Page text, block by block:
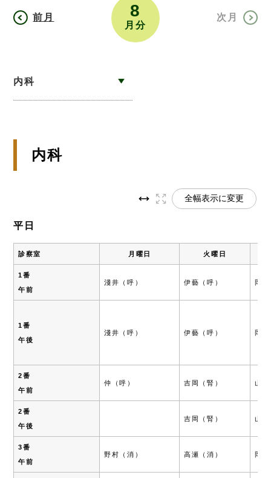
8
月分
前月 次月
内科
内科
全幅表示に変更
平日
診察室 月曜日 火曜日
1番
午前
淺井（呼） 伊藝（呼） 岡
1番
午後
淺井（呼） 伊藝（呼） 岡
2番
午前
仲（呼） 吉岡（腎） 山
2番
午後
吉岡（腎） 山
3番
午前
野村（消） 高瀬（消） 岡